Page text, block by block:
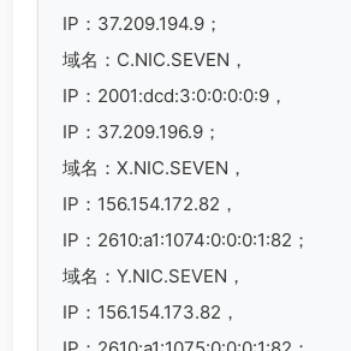
IP：37.209.194.9；
域名：C.NIC.SEVEN，
IP：2001:dcd:3:0:0:0:0:9，
IP：37.209.196.9；
域名：X.NIC.SEVEN，
IP：156.154.172.82，
IP：2610:a1:1074:0:0:0:1:82；
域名：Y.NIC.SEVEN，
IP：156.154.173.82，